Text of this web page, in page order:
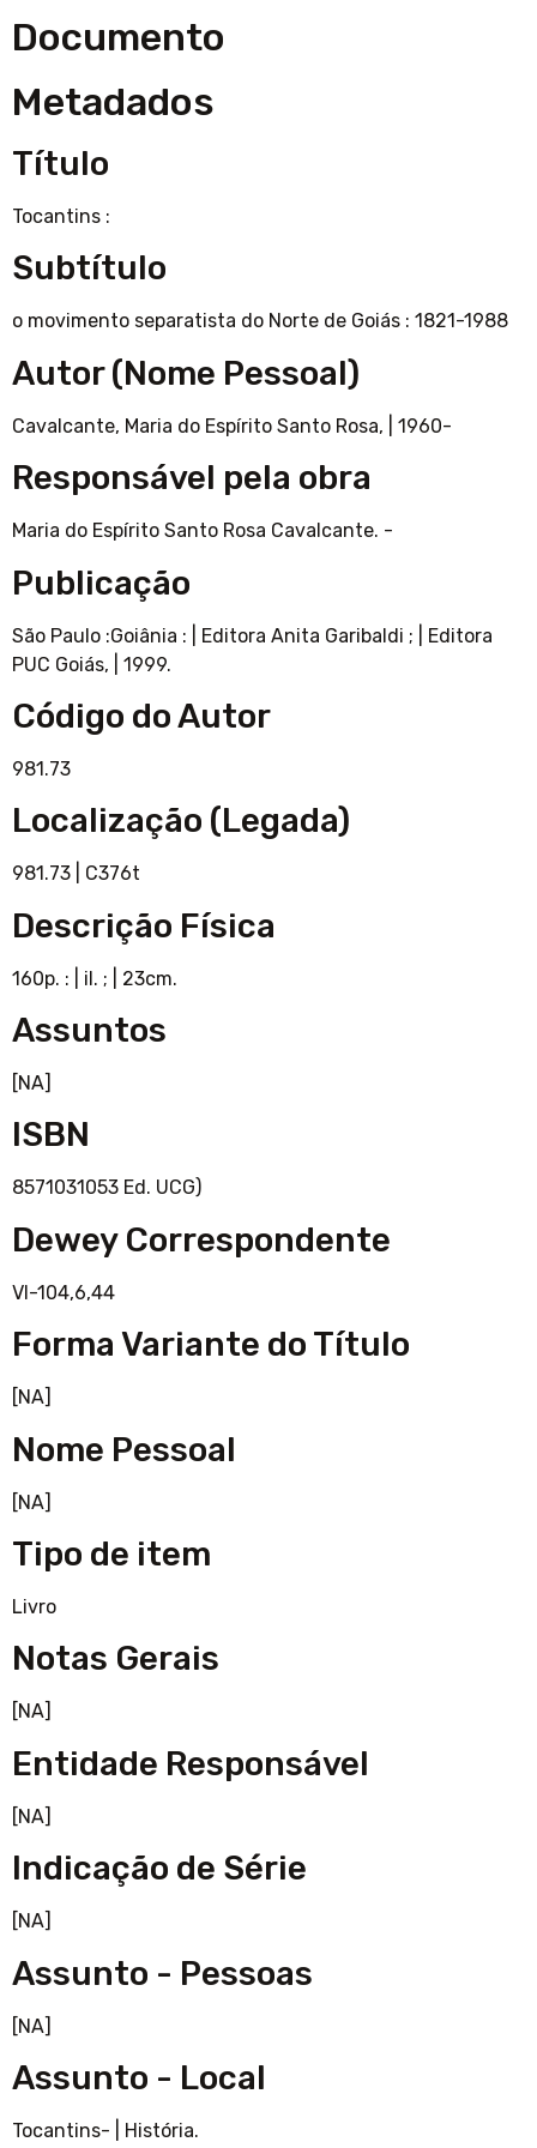
Documento
Metadados
Título
Tocantins :
Subtítulo
o movimento separatista do Norte de Goiás : 1821-1988
Autor (Nome Pessoal)
Cavalcante, Maria do Espírito Santo Rosa, 1960-
Responsável pela obra
Maria do Espírito Santo Rosa Cavalcante. -
Publicação
São Paulo :Goiânia : Editora Anita Garibaldi ;
Editora
PUC Goiás,
1999.
Código do Autor
981.73
Localização (Legada)
981.73 C376t
Descrição Física
160p. : il. ; 23cm.
Assuntos
[NA]
ISBN
8571031053 Ed. UCG)
Dewey Correspondente
VI-104,6,44
Forma Variante do Título
[NA]
Nome Pessoal
[NA]
Tipo de item
Livro
Notas Gerais
[NA]
Entidade Responsável
[NA]
Indicação de Série
[NA]
Assunto - Pessoas
[NA]
Assunto - Local
Tocantins- História.